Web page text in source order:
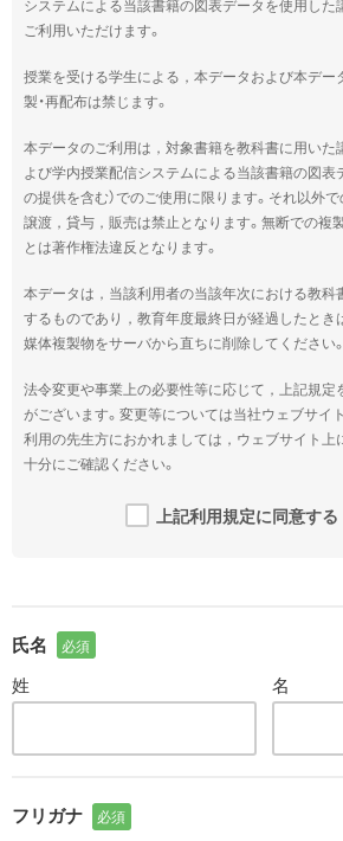
システムによる当該書籍の図表データを使用した
ご利用いただけます。
授業を受ける学生による，本データおよび本デー
製・再配布は禁じます。
本データのご利用は，対象書籍を教科書に用いた
よび学内授業配信システムによる当該書籍の図
の提供を含む）でのご使用に限ります。それ以外
譲渡，貸与，販売は禁止となります。無断での複
とは著作権法違反となります。
本データは，当該利用者の当該年次における教
するものであり，教育年度最終日が経過したと
媒体複製物をサーバから直ちに削除してください。
法令変更や事業上の必要性等に応じて，上記規定
がございます。変更等については当社ウェブサイ
利用の先生方におかれましては，ウェブサイト上
十分にご確認ください。
上記利用規定に同意する
氏名 必須
姓 名
フリガナ 必須